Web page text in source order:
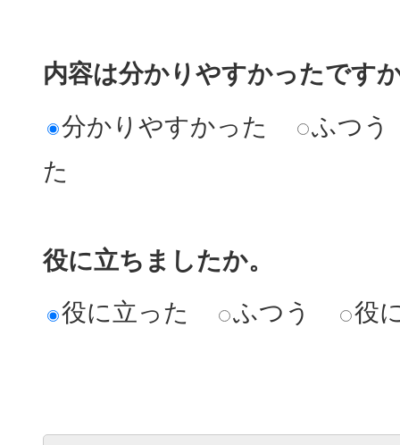
内容は分かりやすかったです
分かりやすかった
ふつう
た
役に立ちましたか。
役に立った
ふつう 役